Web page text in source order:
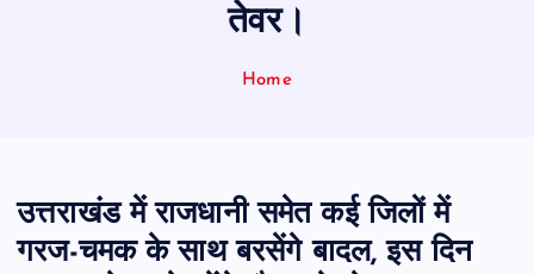
तेवर।
Home
उत्तराखंड में राजधानी समेत कई जिलों में
गरज-चमक के साथ बरसेंगे बादल, इस दिन